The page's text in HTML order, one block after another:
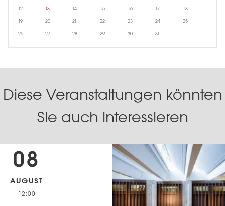
12 13 14 15 16 17 18
19 20 21 22 23 24 25
26 27 28 29 30 31
Diese Veranstaltungen könnten
Sie auch interessieren
08
AUGUST
12:00